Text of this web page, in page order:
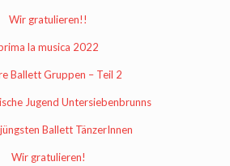
Wir gratulieren!!
la musica 2022
Ballett Gruppen – Teil 2
Jugend Untersiebenbrunns
Ballett TänzerInnen
Wir gratulieren!